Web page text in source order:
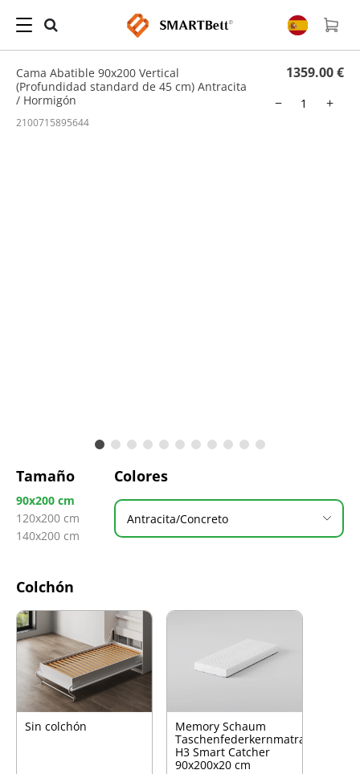
Hogar Cama Abatible
/ Cama Abatible 90x200 Vertical (Profundidad standard de 45
Cama Abatible 90x200 Vertical
(Profundidad standard de 45 cm) Antracita
/ Hormigón
1359.00 €
−
+
2100715895644
Tamaño
90x200 cm
120x200 cm
140x200 cm
Colores
Antracita/Concreto
Colchón
Sin colchón
Memory Schaum
Taschenfederkernmatratze
H3 Smart Catcher
90x200x20 cm